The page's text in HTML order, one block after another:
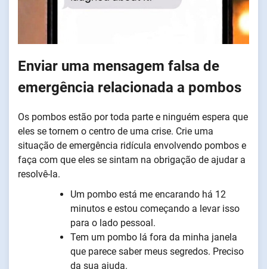
Enviar uma mensagem falsa de
emergência relacionada a pombos
Os pombos estão por toda parte e ninguém espera que
eles se tornem o centro de uma crise. Crie uma
situação de emergência ridícula envolvendo pombos e
faça com que eles se sintam na obrigação de ajudar a
resolvê-la.
Um pombo está me encarando há 12
minutos e estou começando a levar isso
para o lado pessoal.
Tem um pombo lá fora da minha janela
que parece saber meus segredos. Preciso
da sua ajuda.